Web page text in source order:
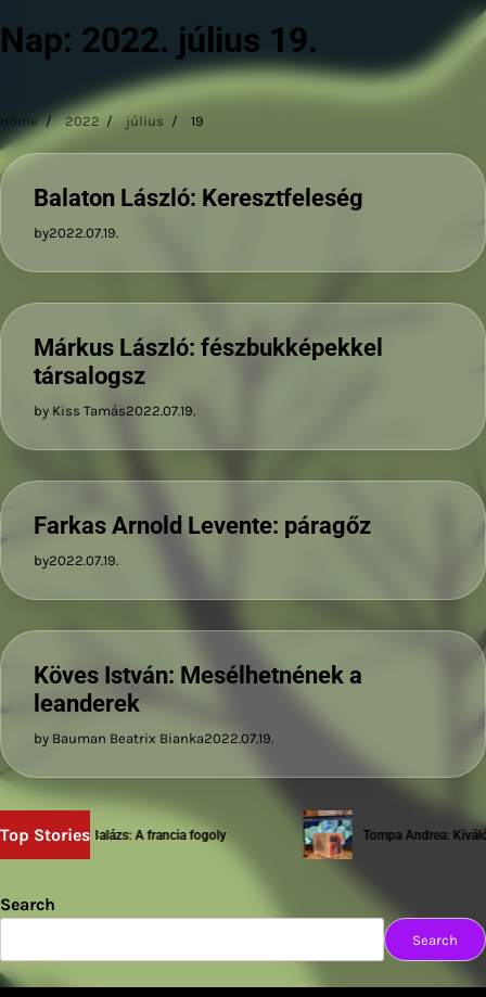
Nap: 2022. július 19.
Home 2022 július 19
Balaton László: Keresztfeleség
by2022.07.19.
Márkus László: fészbukképekkel
társalogsz
by Kiss Tamás2022.07.19.
Farkas Arnold Levente: páragőz
by2022.07.19.
Köves István: Mesélhetnének a
leanderek
by Bauman Beatrix Bianka2022.07.19.
Top Stories
Sziwery Balázs: A francia fogoly Tompa Andrea: Kiváló
Search
Search